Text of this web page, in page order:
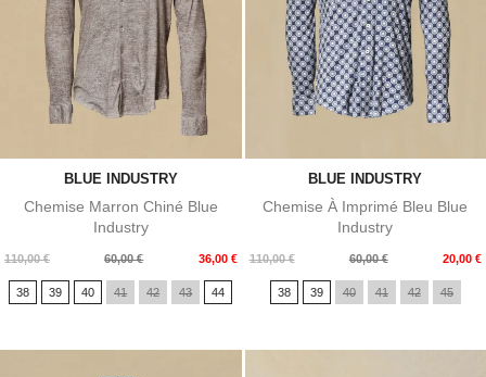
BLUE INDUSTRY
Chemise Marron Chiné Blue
Industry
110,00 €
Prix
de
base
60,00 € 36,00 €
Prix
38 39 40 41 42 43 44
BLUE INDUSTRY
Chemise À Imprimé Bleu Blue
Industry
110,00 €
Prix
base
60,00 € 20,00 €
Prix
38 39 40 41 42 45